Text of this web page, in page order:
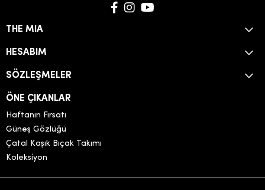
THE MIA
HESABIM
SÖZLEŞMELER
ÖNE ÇIKANLAR
Haftanın Fırsatı
Güneş Gözlüğü
Çatal Kaşık Bıçak Takımı
Koleksiyon